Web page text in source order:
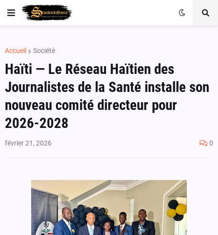
Accueil Société
Haïti — Le Réseau Haïtien des
Journalistes de la Santé installe son
nouveau comité directeur pour
2026-2028
février 21, 2026 0